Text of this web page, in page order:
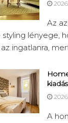
Az
lényege,
ingatlanra,
A